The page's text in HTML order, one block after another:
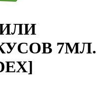
7МЛ.